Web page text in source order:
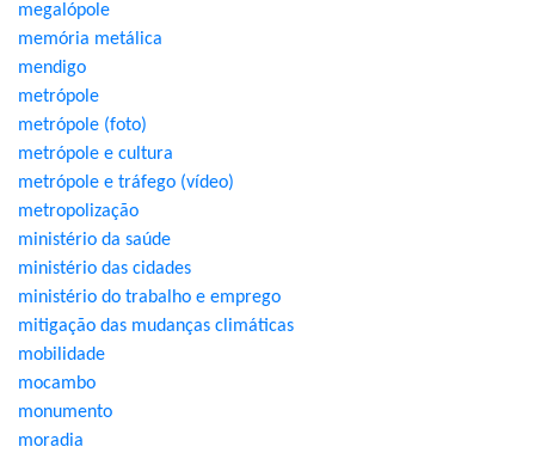
megalópole
memória metálica
mendigo
metrópole
metrópole (foto)
metrópole e cultura
metrópole e tráfego (vídeo)
metropolização
ministério da saúde
ministério das cidades
ministério do trabalho e emprego
mitigação das mudanças climáticas
mobilidade
mocambo
monumento
moradia